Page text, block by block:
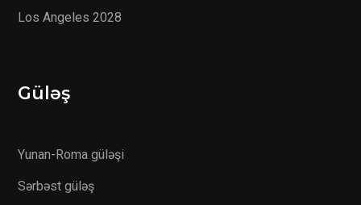
Los Angeles 2028
Güləş
Yunan-Roma güləşi
Sərbəst güləş